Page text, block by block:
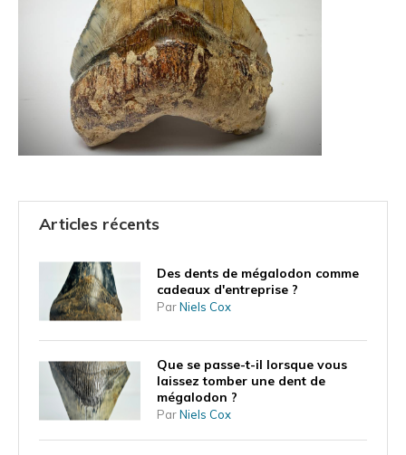
Articles récents
Des dents de mégalodon comme
cadeaux d'entreprise ?
ParNiels Cox
Que se passe-t-il lorsque vous
laissez tomber une dent de
mégalodon ?
ParNiels Cox